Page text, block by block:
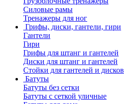
Силовые рамы
Тренажеры для ног
Грифы, диски, гантели, гири
Гантели
Гири
Грифы для штанг и гантелей
Диски для штанг и гантелей
Стойки для гантелей и дисков
Батуты
Батуты без сетки
Батуты с сеткой уличные